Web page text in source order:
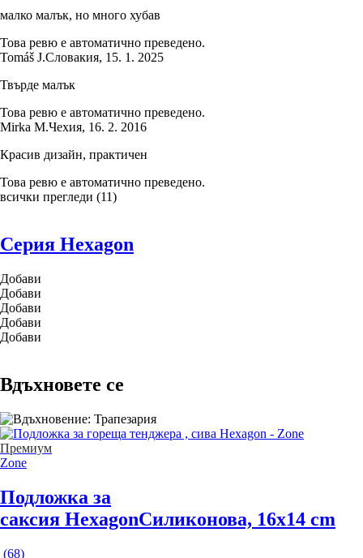
малко малък, но много хубав
Това ревю е автоматично преведено.
Tomáš J.Словакия, 15. 1. 2025
Твърде малък
Това ревю е автоматично преведено.
Mirka M.Чехия, 16. 2. 2016
Красив дизайн, практичен
Това ревю е автоматично преведено.
всички прегледи (11)
Серия Hexagon
Добави
Добави
Добави
Добави
Добави
Вдъхновете се
Премиум
Zone
Подложка за
саксия HexagonСиликонова, 16x14 cm
(68)